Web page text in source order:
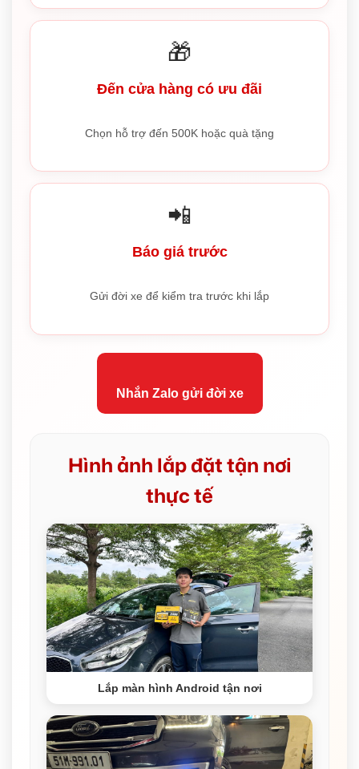
🎁
Đến cửa hàng có ưu đãi
Chọn hỗ trợ đến 500K hoặc quà tặng
📲
Báo giá trước
Gửi đời xe để kiểm tra trước khi lắp
Nhắn Zalo gửi đời xe
Hình ảnh lắp đặt tận nơi
thực tế
Lắp màn hình Android tận nơi